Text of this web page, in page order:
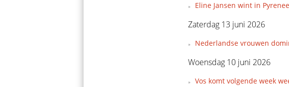
Eline Jansen wint in
Zaterdag 13 juni 2026
Nederlandse vrouwen
Woensdag 10 juni 2026
Vos komt volgende week